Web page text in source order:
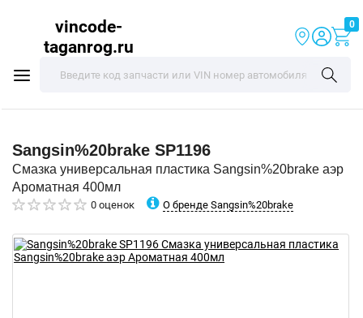
vincode-
taganrog.ru
0
Sangsin%20brake SP1196
Смазка универсальная пластика Sangsin%20brake аэр
Ароматная 400мл
0 оценок О бренде Sangsin%20brake